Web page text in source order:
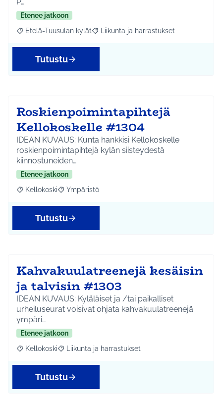
Etenee jatkoon
Rajaa tulokset aihepiirin mukaan: Etelä-Tuusulan kylät
Etelä-Tuusulan kylät Rajaa tulokset teeman mukaan:
Liikunta ja harrastukset
Tutustu
Roskienpoimintapihtejä
Kellokoskelle #1304
IDEAN KUVAUS: Kunta hankkisi Kellokoskelle
roskienpoimintapihtejä kylän siisteydestä
kiinnostuneiden…
Etenee jatkoon
Rajaa tulokset aihepiirin mukaan: Kellokoski
Kellokoski Rajaa tulokset teeman mukaan: Ympäristö
Ympäristö
Tutustu
Kahvakuulatreenejä kesäisin
ja talvisin #1303
IDEAN KUVAUS: Kyläläiset ja /tai paikalliset
urheiluseurat voisivat ohjata kahvakuulatreenejä
ympäri…
Etenee jatkoon
Rajaa tulokset aihepiirin mukaan: Kellokoski
Kellokoski Rajaa tulokset teeman mukaan: Liikunta ja
Liikunta ja harrastukset
Tutustu